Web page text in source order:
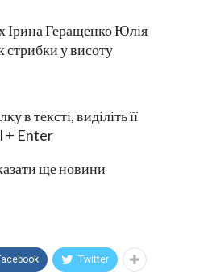
Ірина Геращенко Юлія
у висоту
в тексті, виділіть її
+ Enter
ще новини
Twitter